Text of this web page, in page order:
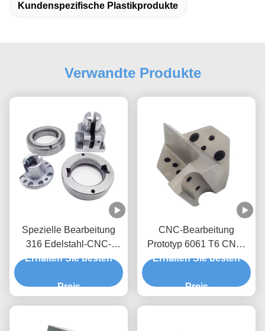
Kundenspezifische Plastikprodukte
Verwandte Produkte
Spezielle Bearbeitung
316 Edelstahl-CNC-
Bearbeitung Prototypen-
Erhalten Sie besten
Preis
CNC-Bearbeitung
Prototyp 6061 T6 CNC-
Bearbeitung für die
Erhalten Sie besten
Preis